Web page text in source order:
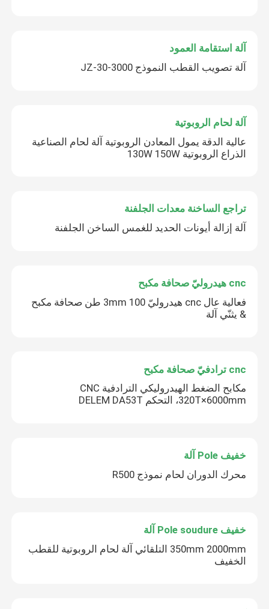
آلة استقامة العمود
آلة تصويب القطب النموذج JZ-30-3000
آلة لحام الروبوتية
عالية الدقة يمول المعادن الروبوتية آلة لحام الصناعية
الذراع الروبوتية 130W 150W
تراجع الساخنة معدات الجلفنة
آلة إزالة أيونات الحديد للغمس الساخن الجلفنة
cnc هيدروليّ صحافة مكبح
فعالية عال cnc هيدروليّ 3mm 100 طن صحافة مكبح
& يثنّي آلة
cnc ترادفيّ صحافة مكبح
مكابح الضغط الهيدروليكي الترادفية CNC
320T×6000mm، التحكم DELEM DA53T
خفيف Pole آلة
محرك الدوران لحام نموذج R500
خفيف Pole soudure آلة
350mm 2000mm التلقائي آلة لحام الروبوتية للقطب
الخفيف